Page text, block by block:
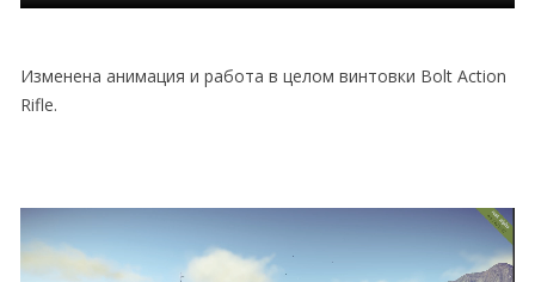
Изменена анимация и работа в целом винтовки Bolt Action
Rifle.